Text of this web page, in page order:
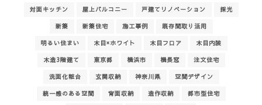
対面キッチン 屋上バルコニー 戸建てリノベーション 採光
新築 新築住宅 施工事例 既存間取り活用
明るい住まい 木目×ホワイト 木目フロア 木目内装
木造3階建て 東京都 横浜市 横長窓 注文住宅
洗面化粧台 玄関収納 神奈川県 空間デザイン
統一感のある空間 背面収納 造作収納 都市型住宅